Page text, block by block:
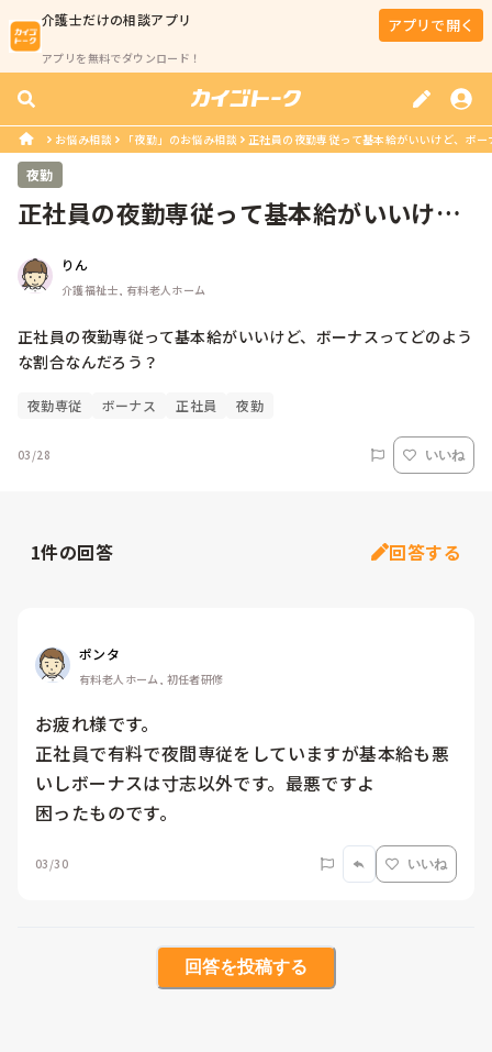
介護士だけの相談アプリ
アプリを無料でダウンロード！
アプリで開く
お悩み相談 「夜勤」のお悩み相談 正社員の夜勤専従って基本給がいいけど、ボ
夜勤
正社員の夜勤専従って基本給がいいけ
だ...りん
介護福祉士, 有料老人ホーム
正社員の夜勤専従って基本給がいいけど、ボーナスってどのよう
な割合なんだろう？
夜勤専従 ボーナス 正社員 夜勤
03/28 いいね
1件の回答 回答する
ポンタ
有料老人ホーム, 初任者研修
お疲れ様です。
正社員で有料で夜間専従をしていますが基本給も悪
いしボーナスは寸志以外です。最悪ですよ
困ったものです。
03/30 いいね
回答を投稿する